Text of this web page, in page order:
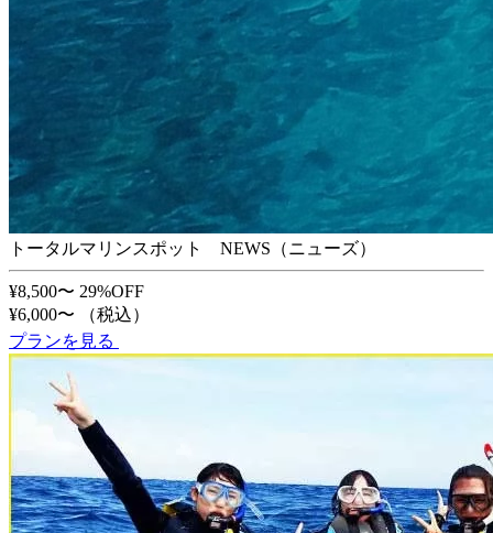
トータルマリンスポット NEWS（ニューズ）
¥8,500〜 29%OFF
¥6,000〜
（税込）
プランを見る